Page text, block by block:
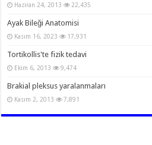
Haziran 24, 2013 22,435
Ayak Bileği Anatomisi
Kasım 16, 2023 17,931
Tortikollis'te fizik tedavi
Ekim 6, 2013 9,474
Brakial pleksus yaralanmaları
Kasım 2, 2013 7,891